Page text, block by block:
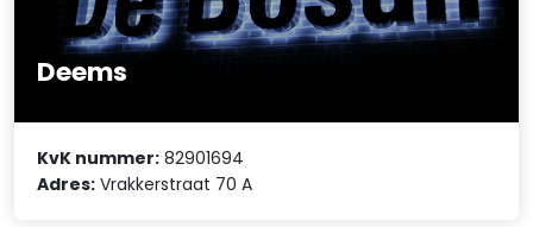
Deems
KvK nummer: 82901694
Adres: Vrakkerstraat 70 A